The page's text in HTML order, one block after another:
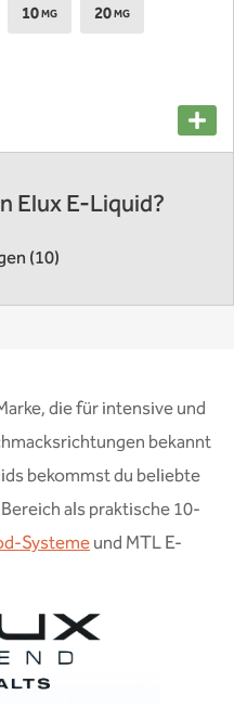
10MG 20MG
Elux E-Liquid?
(10)
die für intensive und
bekannt
bekommst du beliebte
als praktische 10-
Systemeund MTL E-